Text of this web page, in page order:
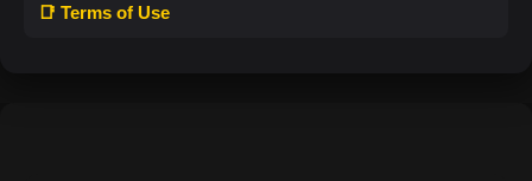
📑 Terms of Use